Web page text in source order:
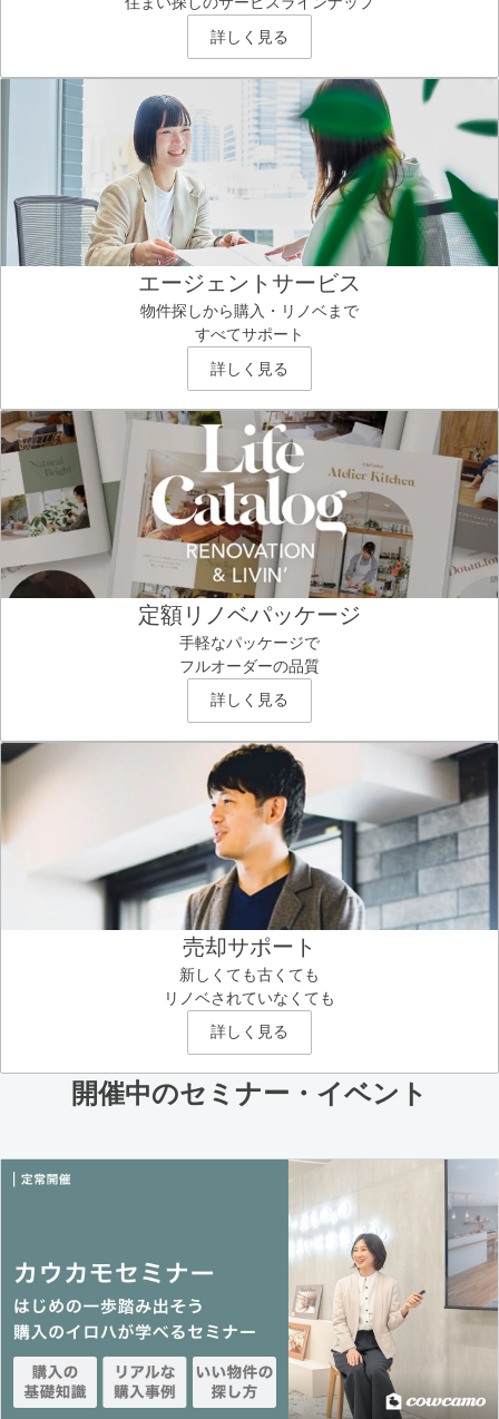
詳しく見る
エージェントサービス
物件探しから購入・リノベまで
すべてサポート
詳しく見る
定額リノベパッケージ
手軽なパッケージで
フルオーダーの品質
詳しく見る
売却サポート
新しくても古くても
リノベされていなくても
詳しく見る
開催中のセミナー・イベント